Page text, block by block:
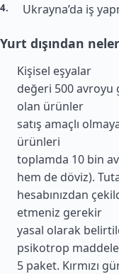
Ukrayna’da iş
Yurt dışından
Kişisel eşyalar
değeri 500 avroyu
olan ürünler
satış amaçlı
ürünleri
toplamda 10 bin
hem de döviz).
hesabınızdan
etmeniz gerekir
yasal olarak
psikotrop
5 paket. Kırmızı